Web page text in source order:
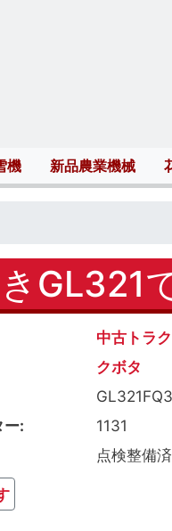
機 新品農業機械
GL321で
中古トラ
クボタ
ー
1131
点検整備